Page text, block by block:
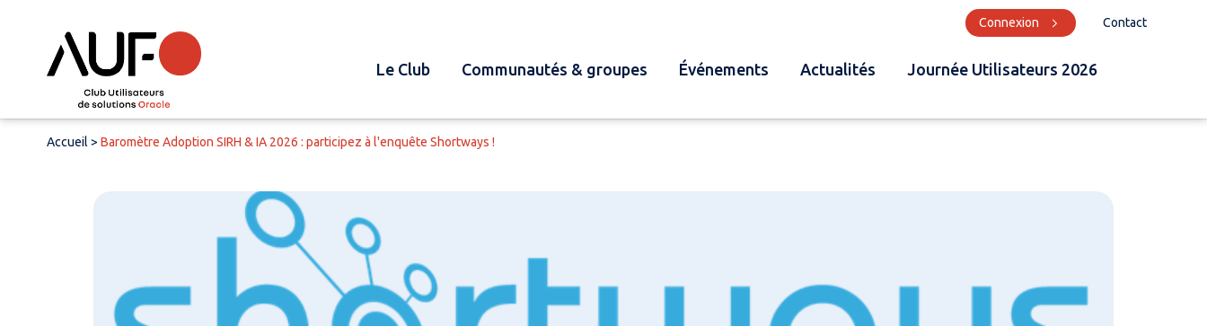
Le Club Communautés & groupes Événements Actualités Journée Utilisateurs 2026
Connexion Contact
Accueil > Baromètre Adoption SIRH & IA 2026 : participez à l'enquête Shortways !